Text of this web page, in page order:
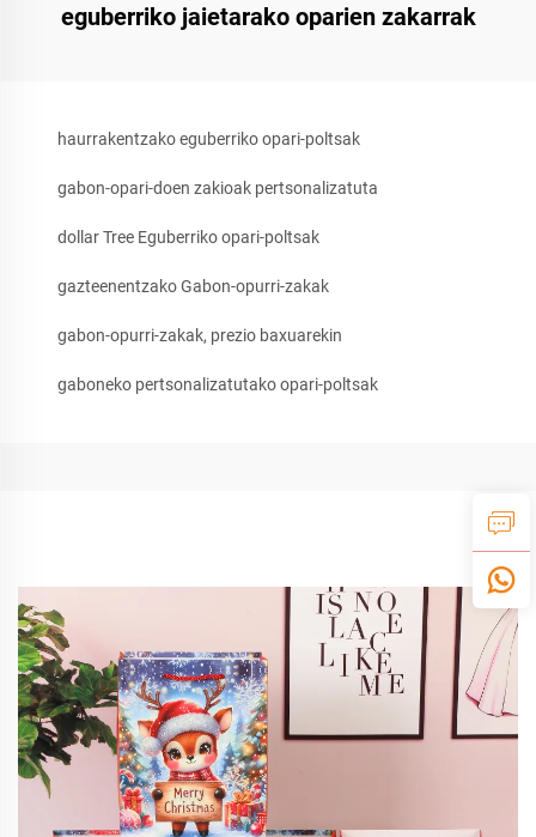
eguberriko jaietarako oparien zakarrak
haurrakentzako eguberriko opari-poltsak
gabon-opari-doen zakioak pertsonalizatuta
dollar Tree Eguberriko opari-poltsak
gazteenentzako Gabon-opurri-zakak
gabon-opurri-zakak, prezio baxuarekin
gaboneko pertsonalizatutako opari-poltsak